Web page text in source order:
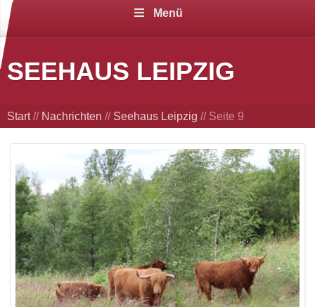
Menü
SEEHAUS LEIPZIG
Start// Nachrichten // Seehaus Leipzig // Seite 9